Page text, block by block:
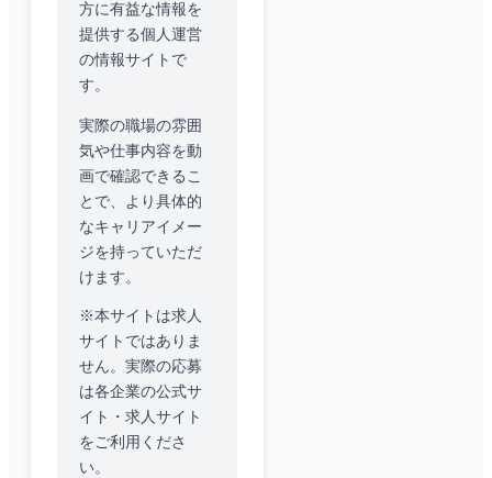
方に有益な情報を
提供する個人運営
の情報サイトで
す。
実際の職場の雰囲
気や仕事内容を動
画で確認できるこ
とで、より具体的
なキャリアイメー
ジを持っていただ
けます。
※本サイトは求人
サイトではありま
せん。実際の応募
は各企業の公式サ
イト・求人サイト
をご利用くださ
い。